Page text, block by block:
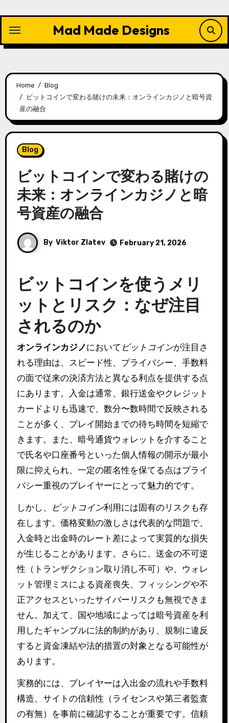
content
Mad Made Designs
Home
Blog
ビットコインで変わる賭けの未来：オンラインカジノと暗号資
産の融合
Blog
ビットコインで変わる賭けの
未来： オンラインカジノ と暗
号資産の融合
By Viktor Zlatev February 21, 2026
ビットコインを使うメリ
ットとリスク：なぜ注目
されるのか
オンラインカジノにおいて ビットコインが注目さ
れる理由は、スピード性、プライバシー、手数料
の面で従来の決済方法と異なる利点を提供する点
にあります。入金は通常、銀行送金やクレジット
カードよりも迅速で、数分〜数時間で反映される
ことが多く、プレイ開始までの待ち時間を短縮で
きます。また、暗号通貨ウォレットを介すること
で氏名や口座番号といった個人情報の開示が最小
限に抑えられ、一定の匿名性を保てる点はプライ
バシー重視のプレイヤーにとって魅力的です。
しかし、 ビットコイン利用には固有のリスクも存
在します。価格変動の激しさは代表的な問題で、
入金時と出金時のレート差によって実質的な損失
が生じることがあります。さらに、送金の不可逆
性（トランザクション取り消し不可）や、ウォレ
ット管理ミスによる資産喪失、フィッシングや不
正アクセスといったサイバーリスクも無視できま
せん。加えて、国や地域によっては暗号資産を利
用したギャンブルに法的制約があり、規制に違反
すると資金凍結や法的措置の対象となる可能性が
あります。
実務的には、プレイヤーは入出金の流れや手数料
構造、サイトの信頼性（ライセンスや第三者監査
の有無）を事前に確認することが重要です。信頼